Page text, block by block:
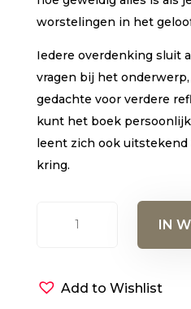
worstelingen in het
Iedere overdenking sluit
vragen bij het
gedachte voor verdere
kunt het boek
leent zich ook uitstekend
kring.
storm
(luisterboek)
IN
Add to Wishlist